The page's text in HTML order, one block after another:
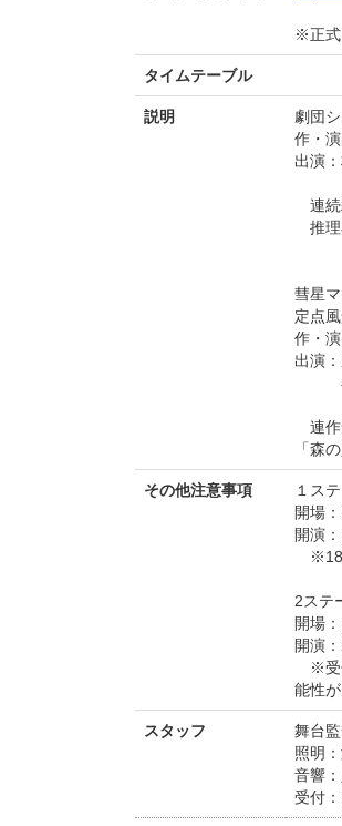
※正式
タイムテーブル
説明
劇団
作・
出演
連続
推理
彗星
定点
作・
出演
小
連作
「森
その他注意事項
１ス
開場
開演
2ステ
開場
開演
※受
能性
スタッフ
舞台
照明
音響
受付